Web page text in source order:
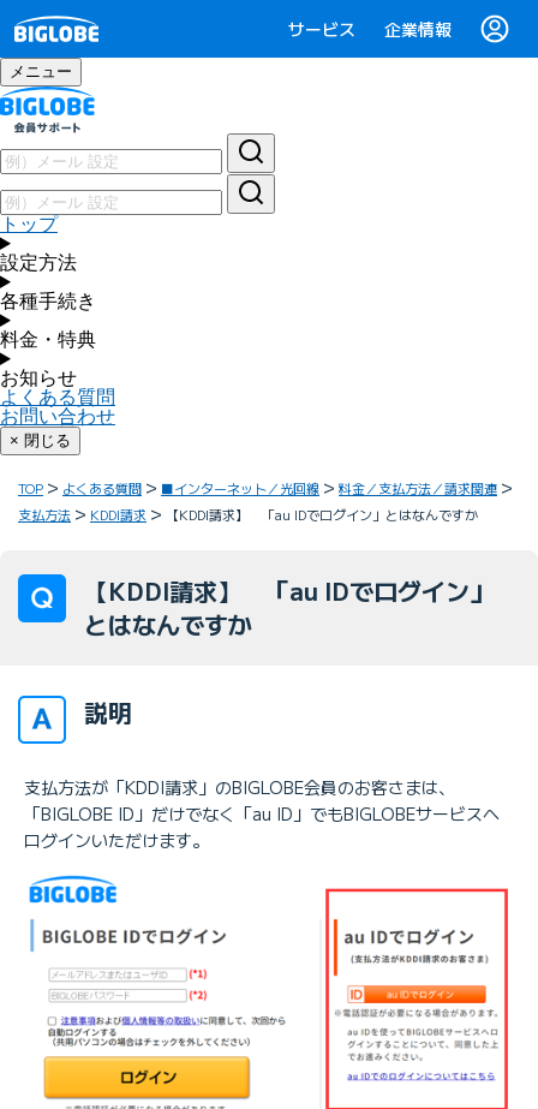
サービス 企業情報
メニュー
トップ
設定方法
各種手続き
料金・特典
お知らせ
よくある質問
お問い合わせ
× 閉じる
TOP よくある質問 ■インターネット／光回線
料金／支払方法／請求関連
支払方法
KDDI請求 【KDDI請求】 「au IDでログイン」とはなんですか
【KDDI請求】 「au IDでログイン」
とはなんですか
説明
支払方法が「KDDI請求」のBIGLOBE会員のお客さまは、
「BIGLOBE ID」だけでなく「au ID」でもBIGLOBEサービスへ
ログインいただけます。